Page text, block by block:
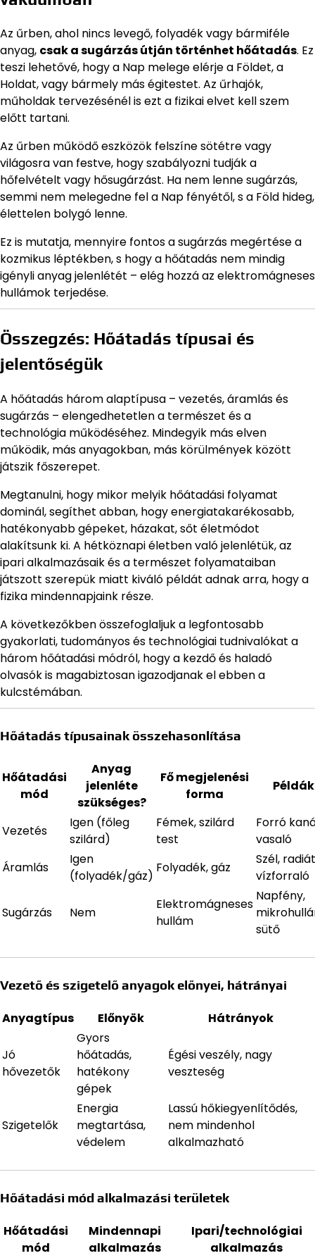
Az űrben, ahol nincs levegő, folyadék vagy bármiféle
anyag, csak a sugárzás útján történhet hőátadás. Ez
teszi lehetővé, hogy a Nap melege elérje a Földet, a
Holdat, vagy bármely más égitestet. Az űrhajók,
műholdak tervezésénél is ezt a fizikai elvet kell szem
előtt tartani.
Az űrben működő eszközök felszíne sötétre vagy
világosra van festve, hogy szabályozni tudják a
hőfelvételt vagy hősugárzást. Ha nem lenne sugárzás,
semmi nem melegedne fel a Nap fényétől, s a Föld hideg,
élettelen bolygó lenne.
Ez is mutatja, mennyire fontos a sugárzás megértése a
kozmikus léptékben, s hogy a hőátadás nem mindig
igényli anyag jelenlétét – elég hozzá az elektromágneses
hullámok terjedése.
Összegzés: Hőátadás típusai és
jelentőségük
A hőátadás három alaptípusa – vezetés, áramlás és
sugárzás – elengedhetetlen a természet és a
technológia működéséhez. Mindegyik más elven
működik, más anyagokban, más körülmények között
játszik főszerepet.
Megtanulni, hogy mikor melyik hőátadási folyamat
dominál, segíthet abban, hogy energiatakarékosabb,
hatékonyabb gépeket, házakat, sőt életmódot
alakítsunk ki. A hétköznapi életben való jelenlétük, az
ipari alkalmazásaik és a természet folyamataiban
játszott szerepük miatt kiváló példát adnak arra, hogy a
fizika mindennapjaink része.
A következőkben összefoglaljuk a legfontosabb
gyakorlati, tudományos és technológiai tudnivalókat a
három hőátadási módról, hogy a kezdő és haladó
olvasók is magabiztosan igazodjanak el ebben a
kulcstémában.
Hőátadás típusainak összehasonlítása
Hőátadási
mód
Anyag
jelenléte
szükséges?
Fő megjelenési
forma
Példák
Vezetés
Igen (főleg
szilárd)
Fémek, szilárd
test
Forró
vasaló
Áramlás
Igen
(folyadék/gáz)
Folyadék, gáz
Szél,
vízforraló
Sugárzás Nem
Elektromágneses
hullám
Napfény,
sütő
Vezető és szigetelő anyagok előnyei, hátrányai
Anyagtípus Előnyök Hátrányok
Jó
hővezetők
Gyors
hőátadás,
hatékony
gépek
Égési veszély, nagy
veszteség
Szigetelők
Energia
megtartása,
védelem
Lassú hőkiegyenlítődés,
nem mindenhol
alkalmazható
Hőátadási mód alkalmazási területek
Hőátadási
mód
Mindennapi
alkalmazás
Ipari/technológiai
alkalmazás